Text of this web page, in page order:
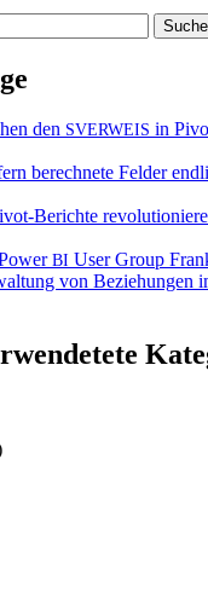
den SVERWEIS in
berechnete Felder
Berichte
BI User Group
von Beziehungen